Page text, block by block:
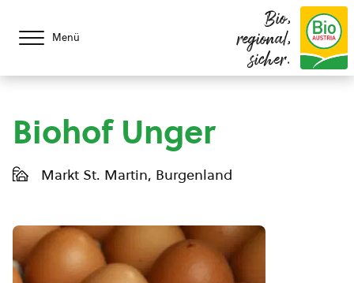
Menü
Bio,
regional,
sicher.
Biohof Unger
Markt St. Martin, Burgenland